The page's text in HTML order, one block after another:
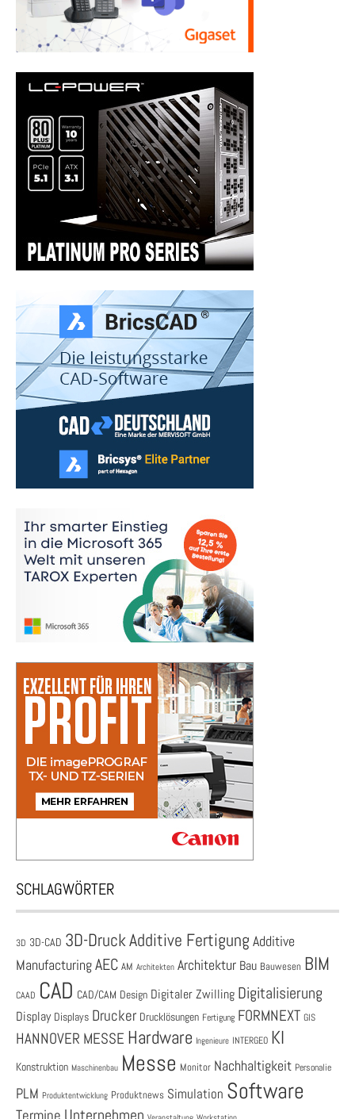
SCHLAGWÖRTER
3D 3D-CAD 3D-DruckAdditive Fertigung Additive
ManufacturingAEC AM Architekten Architektur Bau Bauwesen BIM
CAAD CAD CAD/CAM Design Digitaler Zwilling Digitalisierung
Display Displays Drucker Drucklösungen Fertigung FORMNEXT GIS
HANNOVER MESSE Hardware Ingenieure INTERGEO KI
Konstruktion Maschinenbau Messe Monitor Nachhaltigkeit Personalie
PLM Produktentwicklung Produktnews Simulation Software
Termine Unternehmen